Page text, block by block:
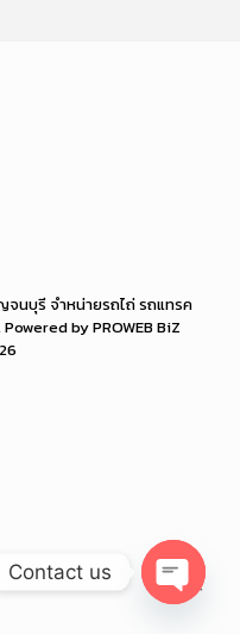
นบุรี จำหน่ายรถไถ่ รถแทรค
by PROWEB BiZ
Contact us